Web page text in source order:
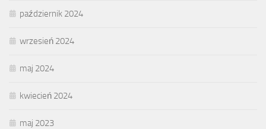
październik 2024
wrzesień 2024
maj 2024
kwiecień 2024
maj 2023